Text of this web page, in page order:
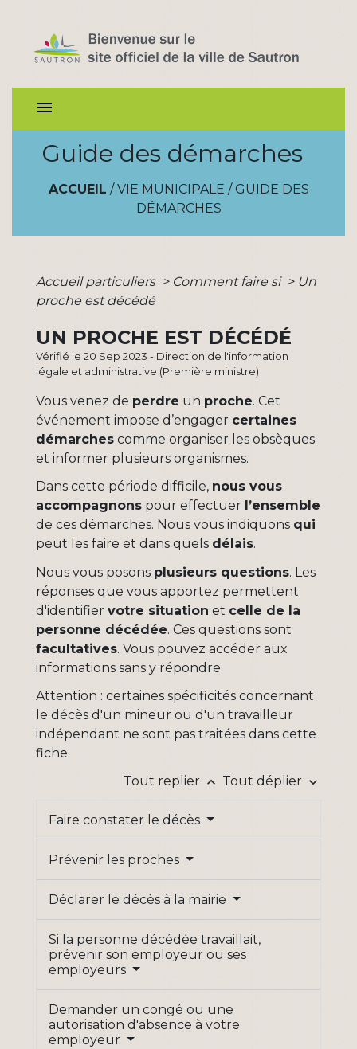
menu
Guide des démarches
ACCUEIL / VIE MUNICIPALE / GUIDE DES
DÉMARCHES
Accueil particuliers > Comment faire si > Un
proche est décédé
UN PROCHE EST DÉCÉDÉ
Vérifié le 20 Sep 2023 - Direction de l'information
légale et administrative (Première ministre)
Vous venez de perdre un proche. Cet
événement impose d’engager certaines
démarches comme organiser les obsèques
et informer plusieurs organismes.
Dans cette période difficile, nous vous
accompagnons pour effectuer l’ensemble
de ces démarches. Nous vous indiquons qui
peut les faire et dans quels délais.
Nous vous posons plusieurs questions. Les
réponses que vous apportez permettent
d'identifier votre situation et celle de la
personne décédée. Ces questions sont
facultatives. Vous pouvez accéder aux
informations sans y répondre.
Attention : certaines spécificités concernant
le décès d'un mineur ou d'un travailleur
indépendant ne sont pas traitées dans cette
fiche.
Tout replier keyboard_arrow_up Tout déplier keyboard_arrow_down
Faire constater le décès
Prévenir les proches
Déclarer le décès à la mairie
Si la personne décédée travaillait,
prévenir son employeur ou ses
employeurs
Demander un congé ou une
autorisation d'absence à votre
employeur